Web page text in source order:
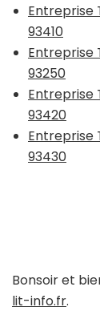
Entreprise
93410
Entreprise
93250
Entreprise
93420
Entreprise
93430
Bonsoir et
lit-info.fr.